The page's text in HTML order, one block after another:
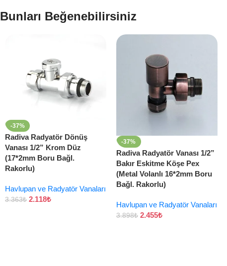
Bunları Beğenebilirsiniz
-37%
Radiva Radyatör Dönüş
Vanası 1/2” Krom Düz
(17*2mm Boru Bağl.
Rakorlu)
Havlupan ve Radyatör Vanaları
3.363₺ 2.118₺
-37%
Radiva Radyatör Vanası 1/2”
Bakır Eskitme Köşe Pex
(Metal Volanlı 16*2mm Boru
Bağl. Rakorlu)
Havlupan ve Radyatör Vanaları
3.898₺ 2.455₺